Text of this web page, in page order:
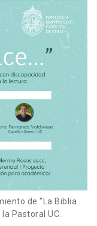
de "La Biblia
Pastoral UC.